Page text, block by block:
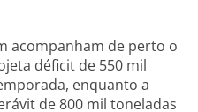
acompanham de perto o
déficit de 550 mil
enquanto a
de 800 mil toneladas